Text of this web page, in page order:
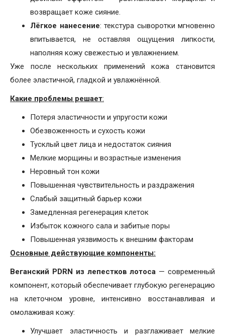
возвращает коже сияние.
Лёгкое нанесение: текстура сыворотки мгновенно
впитывается, не оставляя ощущения липкости,
наполняя кожу свежестью и увлажнением.
Уже после нескольких применений кожа становится
более эластичной, гладкой и увлажнённой.
Какие проблемы решает:
Потеря эластичности и упругости кожи
Обезвоженность и сухость кожи
Тусклый цвет лица и недостаток сияния
Мелкие морщины и возрастные изменения
Неровный тон кожи
Повышенная чувствительность и раздражения
Слабый защитный барьер кожи
Замедленная регенерация клеток
Избыток кожного сала и забитые поры
Повышенная уязвимость к внешним факторам
Основные действующие компоненты:
Веганский PDRN из лепестков лотоса — современный
компонент, который обеспечивает глубокую регенерацию
на клеточном уровне, интенсивно восстанавливая и
омолаживая кожу:
Улучшает эластичность и разглаживает мелкие